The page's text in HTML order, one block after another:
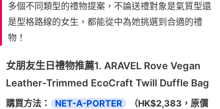
多個不同類型的禮物提案，不論送禮對象是氣質型還
是型格路線的女生，都能從中為她挑選到合適的禮
物！
女朋友生日禮物推薦1. ARAVEL Rove Vegan
Leather-Trimmed EcoCraft Twill Duffle Bag
購買方法： NET-A-PORTER
（HK$2,383，原價